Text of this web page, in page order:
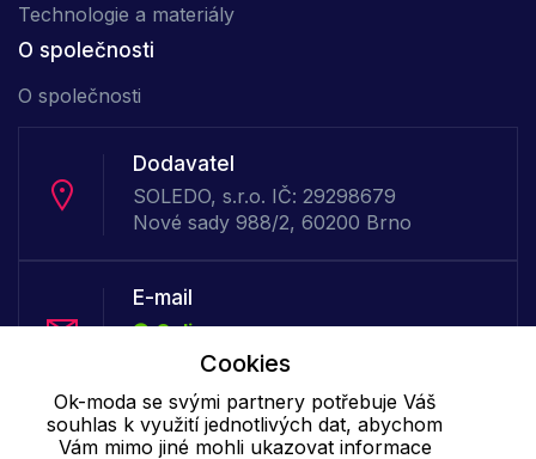
Technologie a materiály
O společnosti
O společnosti
Dodavatel
SOLEDO, s.r.o. IČ: 29298679
Nové sady 988/2, 60200 Brno
E-mail
Online
info@ok-moda.cz
Telefon :
Cookies
Ok-moda se svými partnery potřebuje Váš
souhlas k využití jednotlivých dat, abychom
Vám mimo jiné mohli ukazovat informace